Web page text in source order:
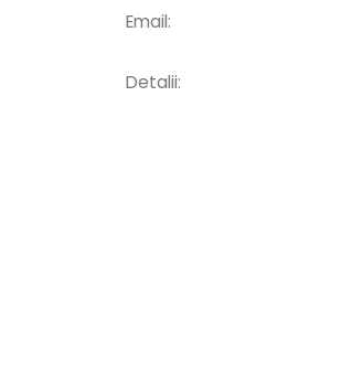
Email:
Detalii: